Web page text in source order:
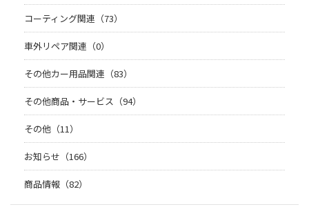
コーティング関連（73）
車外リペア関連（0）
その他カー用品関連（83）
その他商品・サービス（94）
その他（11）
お知らせ（166）
商品情報（82）